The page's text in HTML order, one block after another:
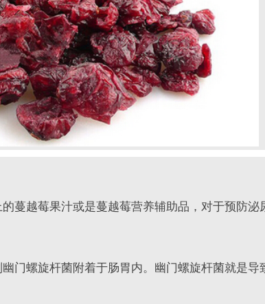
越莓果汁或是蔓越莓营养辅助品，对于预防泌
螺旋杆菌附着于肠胃内。幽门螺旋杆菌就是导